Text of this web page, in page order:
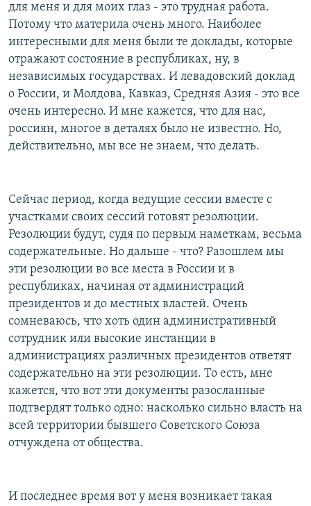
для меня и для моих глаз - это трудная работа.
Потому что материла очень много. Наиболее
интересными для меня были те доклады, которые
отражают состояние в республиках, ну, в
независимых государствах. И левадовский доклад
о России, и Молдова, Кавказ, Средняя Азия - это все
очень интересно. И мне кажется, что для нас,
россиян, многое в деталях было не известно. Но,
действительно, мы все не знаем, что делать.
Сейчас период, когда ведущие сессии вместе с
участками своих сессий готовят резолюции.
Резолюции будут, судя по первым наметкам, весьма
содержательные. Но дальше - что? Разошлем мы
эти резолюции во все места в России и в
республиках, начиная от администраций
президентов и до местных властей. Очень
сомневаюсь, что хоть один административный
сотрудник или высокие инстанции в
администрациях различных президентов ответят
содержательно на эти резолюции. То есть, мне
кажется, что вот эти документы разосланные
подтвердят только одно: насколько сильно власть на
всей территории бывшего Советского Союза
отчуждена от общества.
И последнее время вот у меня возникает такая